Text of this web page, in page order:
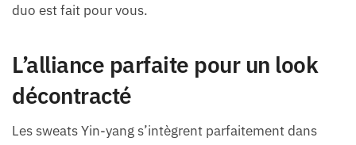
duo est fait pour vous.
L’alliance parfaite pour un look
décontracté
Les sweats Yin-yang s’intègrent parfaitement dans